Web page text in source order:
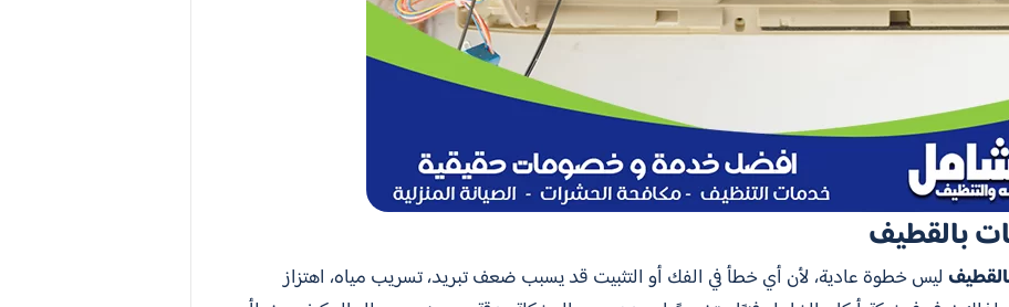
بالقطيف
ليس خطوة عادية، لأن أي خطأ في الفك أو التثبيت قد يسبب ضعف تبريد، تسريب مياه، اهتزاز